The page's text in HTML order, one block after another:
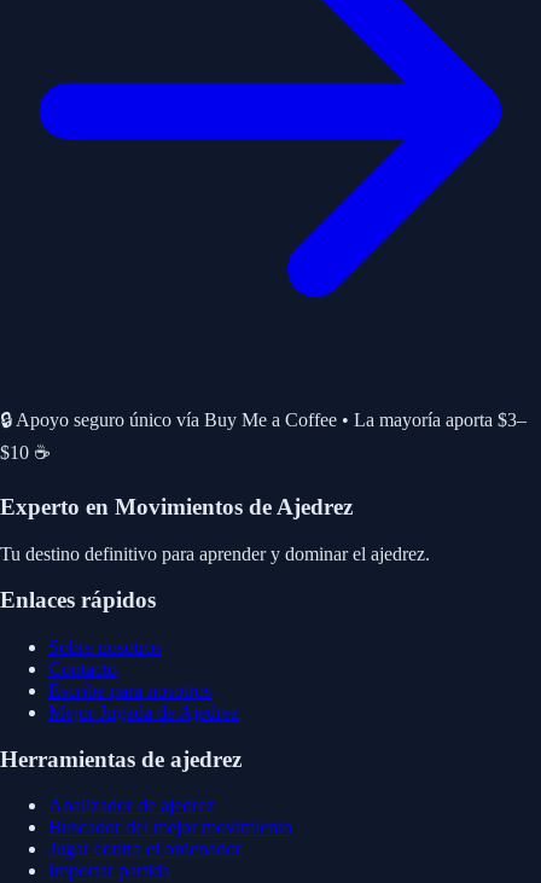
🔒 Apoyo seguro único vía Buy Me a Coffee • La mayoría aporta $3–
$10 ☕
Experto en Movimientos de Ajedrez
Tu destino definitivo para aprender y dominar el ajedrez.
Enlaces rápidos
Sobre nosotros
Contacto
Escribe para nosotros
Mejor Jugada de Ajedrez
Herramientas de ajedrez
Analizador de ajedrez
Buscador del mejor movimiento
Jugar contra el ordenador
Importar partida